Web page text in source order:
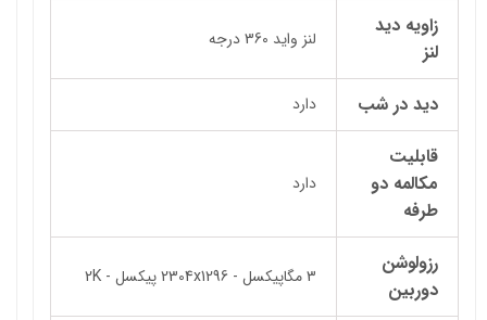
زاویه دید
لنز
لنز واید 360 درجه
دید در شب دارد
قابلیت
مکالمه دو
طرفه
دارد
رزولوشن
دوربین
3 مگاپیکسل - 2304x1296 پیکسل - 2K